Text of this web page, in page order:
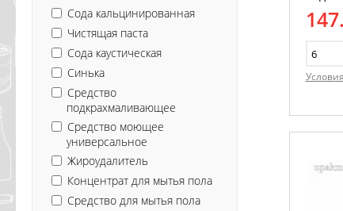
Сода кальцинированная
Чистящая паста
Сода каустическая
Синька
Средство
подкрахмаливающее
Средство моющее
универсальное
Жироудалитель
Концентрат для мытья пола
Средство для мытья пола